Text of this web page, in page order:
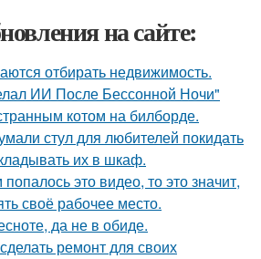
на сайте:
отбирать недвижимость.
ИИ После Бессонной Ночи"
котом на билборде.
стул для любителей покидать
их в шкаф.
это видео, то это значит,
своё рабочее место.
да не в обиде.
ремонт для своих